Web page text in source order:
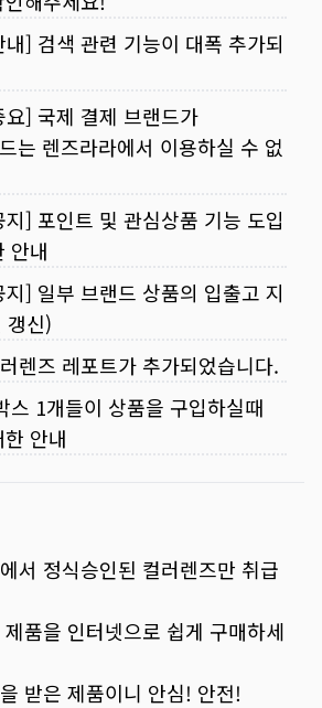
내] 검색 관련 기능이 대폭 추가되
요] 국제 결제 브랜드가
는 렌즈라라에서 이용하실 수 없
지] 포인트 및 관심상품 기능 도입
안내
지] 일부 브랜드 상품의 입출고 지
갱신)
렌즈 레포트가 추가되었습니다.
스 1개들이 상품을 구입하실때
안내
서 정식승인된 컬러렌즈만 취급
품을 인터넷으로 쉽게 구매하세
받은 제품이니 안심! 안전!